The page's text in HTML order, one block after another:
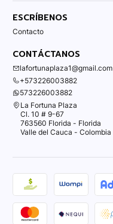
ESCRÍBENOS
Contacto
CONTÁCTANOS
lafortunaplaza1@gmail.com
+573226003882
573226003882
La Fortuna Plaza
Cl. 10 # 9-67
763560 Florida - Florida
Valle del Cauca - Colombia